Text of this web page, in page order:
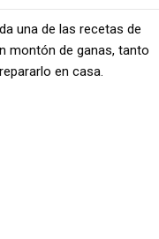
una de las recetas de
montón de ganas, tanto
en casa.